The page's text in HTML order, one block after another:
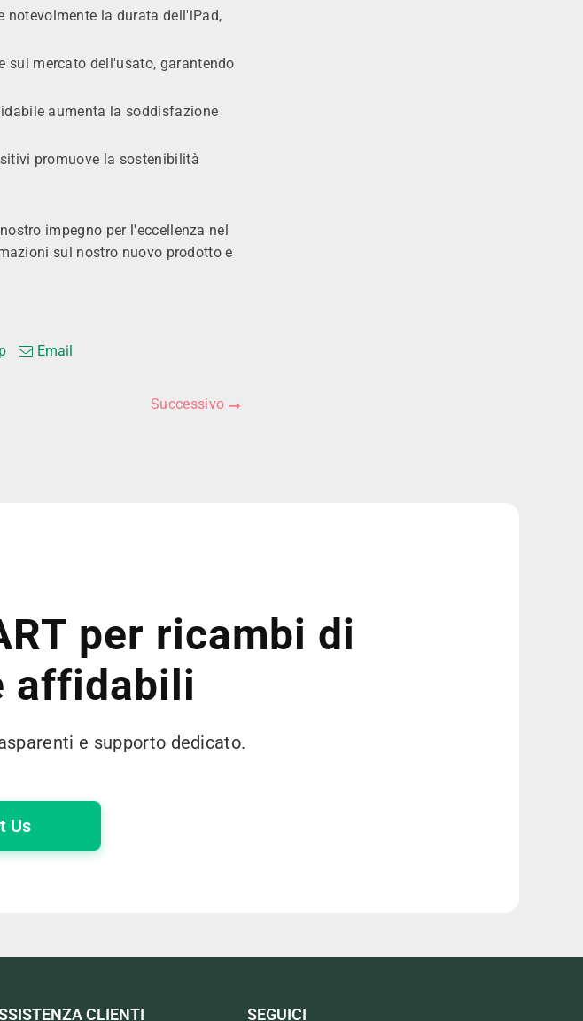
la durata dell'iPad,
sul mercato dell'usato, garantendo
aumenta la soddisfazione
promuove la sostenibilità
impegno per l'eccellenza nel
sul nostro nuovo prodotto e
Email
Successivo
per ricambi di
affidabili
e supporto dedicato.
Us
CLIENTI SEGUICI